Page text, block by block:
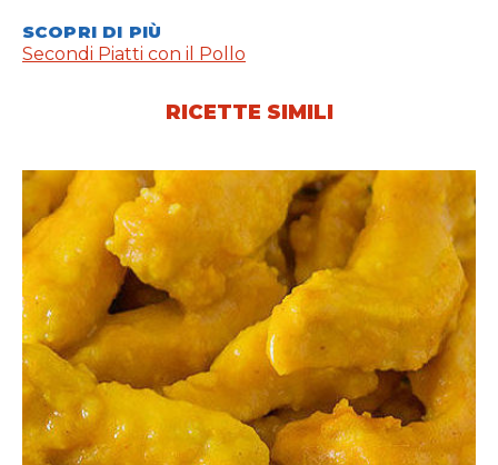
SCOPRI DI PIÙ
Secondi Piatti con il Pollo
RICETTE SIMILI